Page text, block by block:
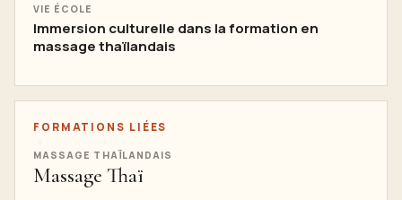
VIE ÉCOLE
Immersion culturelle dans la formation en
massage thaïlandais
FORMATIONS LIÉES
MASSAGE THAÏLANDAIS
Massage Thaï